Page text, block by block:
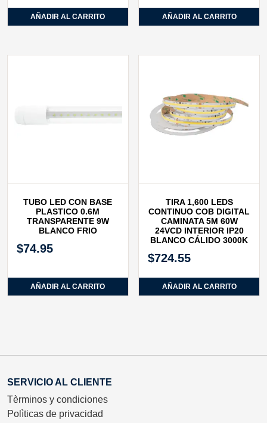
AÑADIR AL CARRITO AÑADIR AL CARRITO
TUBO LED CON BASE
PLASTICO 0.6M
TRANSPARENTE 9W
BLANCO FRIO
$74.95
AÑADIR AL CARRITO
TIRA 1,600 LEDS
CONTINUO COB DIGITAL
CAMINATA 5M 60W
24VCD INTERIOR IP20
BLANCO CÁLIDO 3000K
$724.55
AÑADIR AL CARRITO
SERVICIO AL CLIENTE
Tèrminos y condiciones
Polìticas de privacidad